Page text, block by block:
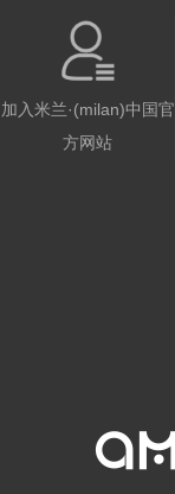
加入米兰·(milan)中国官
方网站